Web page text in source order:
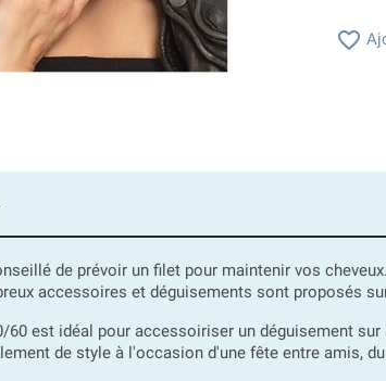

de prévoir un filet pour maintenir vos
accessoires et déguisements sont proposés
60 est idéal pour accessoiriser un déguisement
de style à l'occasion d'une fête entre amis,